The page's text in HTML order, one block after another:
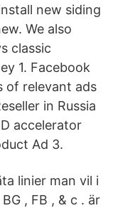
new siding
We also
classic
1. Facebook
of relevant ads
in Russia
accelerator
Ad 3.
linier man vil i
, FB , & c . är